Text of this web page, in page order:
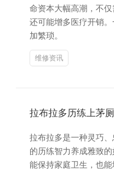
命资本大幅高潮，不
还可能增多医疗开销
加繁琐。
维修资讯
拉布拉多历练上茅
拉布拉多是一种灵巧
的历练智力养成雅致
能保持家庭卫生，也